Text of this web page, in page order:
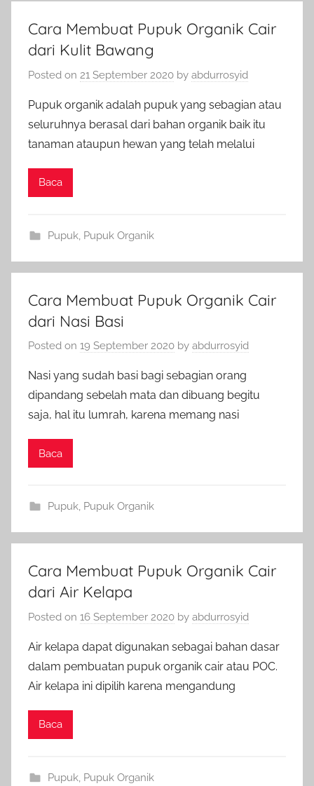
Cara Membuat Pupuk Organik Cair
dari Kulit Bawang
Posted on 21 September 2020 by abdurrosyid
Pupuk organik adalah pupuk yang sebagian atau
seluruhnya berasal dari bahan organik baik itu
tanaman ataupun hewan yang telah melalui
Baca
Pupuk, Pupuk Organik
Cara Membuat Pupuk Organik Cair
dari Nasi Basi
Posted on 19 September 2020 by abdurrosyid
Nasi yang sudah basi bagi sebagian orang
dipandang sebelah mata dan dibuang begitu
saja, hal itu lumrah, karena memang nasi
Baca
Pupuk, Pupuk Organik
Cara Membuat Pupuk Organik Cair
dari Air Kelapa
Posted on 16 September 2020 by abdurrosyid
Air kelapa dapat digunakan sebagai bahan dasar
dalam pembuatan pupuk organik cair atau POC.
Air kelapa ini dipilih karena mengandung
Baca
Pupuk, Pupuk Organik